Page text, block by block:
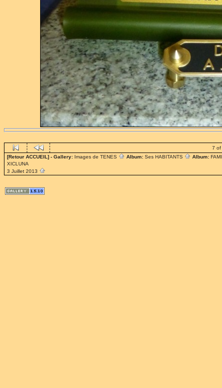
7 of
[Retour ACCUEIL] - Gallery: Images de TENES Album: Ses HABITANTS Album:
XICLUNA
3 Juillet 2013